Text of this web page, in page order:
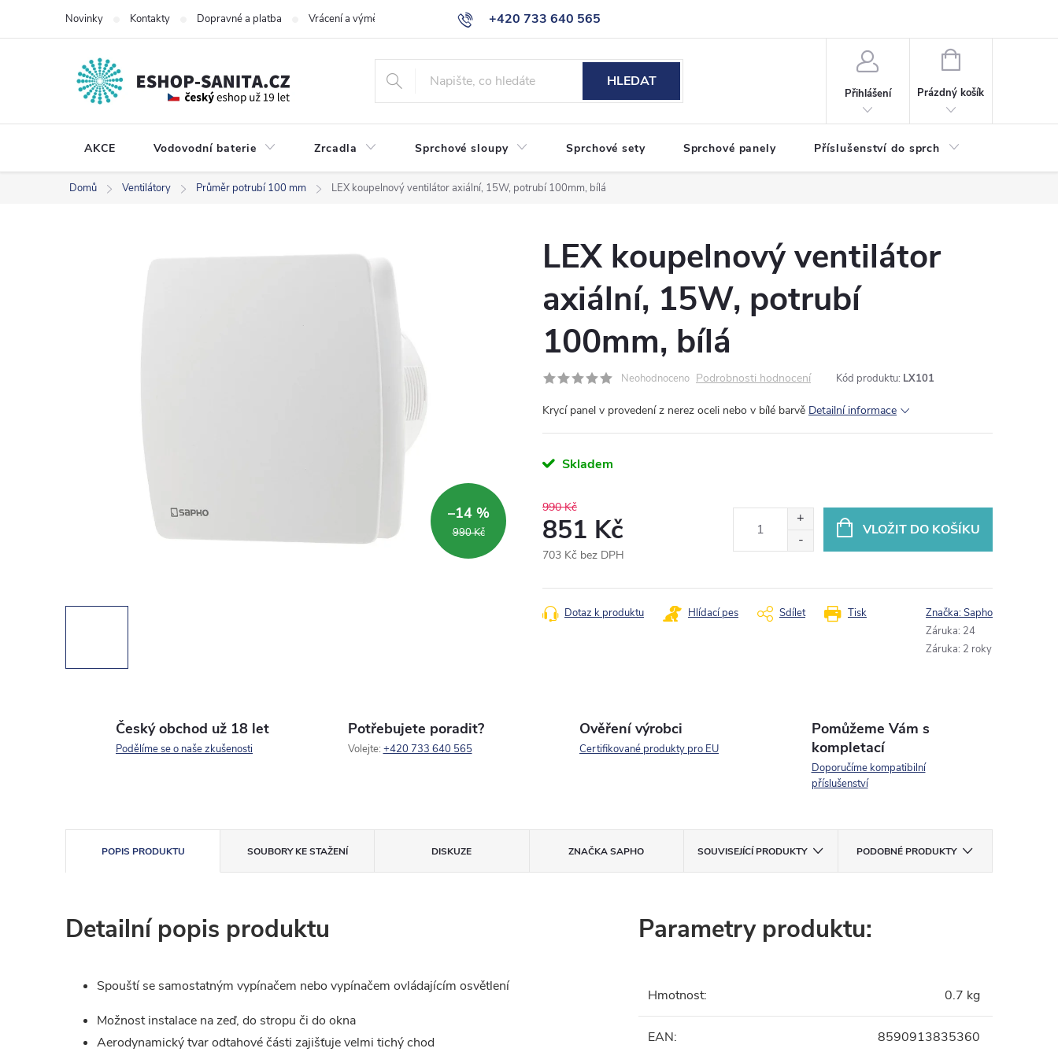
+420 733 640 565
info@eshop-sanita.cz
Novinky Kontakty Dopravné a platba Vrácení a výměna zboží Reklamace Obchodní podmínky
HLEDAT
Přihlášení
NÁKUPNÍ
Prázdný košík
AKCE Vodovodní baterie Zrcadla Sprchové sloupy Sprchové sety Sprchové panely Příslušenství do sprch
Domů Ventilátory Průměr potrubí 100 mm LEX koupelnový ventilátor axiální, 15W, potrubí 100mm, bílá
990 Kč
–14 %
LEX koupelnový ventilátor
axiální, 15W, potrubí
100mm, bílá
Neohodnoceno Podrobnosti hodnocení Kód produktu: LX101
Krycí panel v provedení z nerez oceli nebo v bílé barvě Detailní informace
Skladem
990 Kč
851 Kč
703 Kč bez DPH
cena:
VLOŽIT DO KOŠÍKU
Tisk
Dotaz k produktu Hlídací pes Sdílet Značka:Sapho
Záruka: 24
Záruka: 2 roky
Český obchod už 18 let
Podělíme se o naše zkušenosti
Potřebujete poradit?
Volejte: +420 733 640 565
Ověření výrobci
Certifikované produkty pro EU
Pomůžeme Vám s
kompletací
Doporučíme kompatibilní
příslušenství
POPIS PRODUKTU SOUBORY KE STAŽENÍ DISKUZE ZNAČKASAPHO SOUVISEJÍCÍ PRODUKTY PODOBNÉ PRODUKTY
Detailní popis produktu
Spouští se samostatným vypínačem nebo vypínačem ovládajícím osvětlení
Možnost instalace na zeď, do stropu či do okna
Aerodynamický tvar odtahové části zajišťuje velmi tichý chod
Parametry produktu:
Hmotnost: 0.7 kg
EAN: 8590913835360